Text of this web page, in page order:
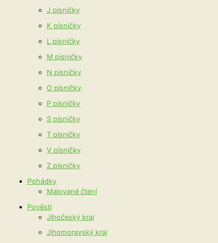
J písničky
K písničky
L písničky
M písničky
N písničky
O písničky
P písničky
S písničky
T písničky
V písničky
Z písničky
Pohádky
Malované čtení
Pověsti
Jihočeský kraj
Jihomoravský kraj